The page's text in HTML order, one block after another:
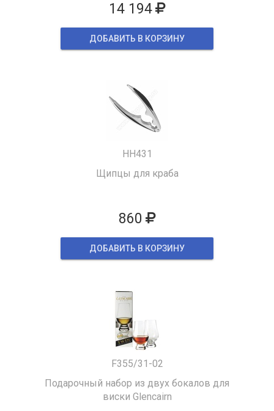
14 194
ДОБАВИТЬ В КОРЗИНУ
HH431
Щипцы для краба
860
ДОБАВИТЬ В КОРЗИНУ
F355/31-02
Подарочный набор из двух бокалов для
виски Glencairn